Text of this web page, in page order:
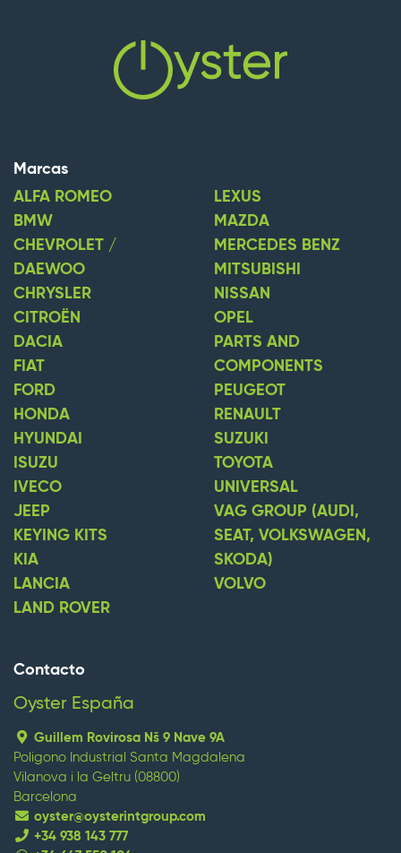
Marcas
ALFA ROMEO
BMW
CHEVROLET /
DAEWOO
CHRYSLER
CITROËN
DACIA
FIAT
FORD
HONDA
HYUNDAI
ISUZU
IVECO
JEEP
KEYING KITS
KIA
LANCIA
LAND ROVER
LEXUS
MAZDA
MERCEDES BENZ
MITSUBISHI
NISSAN
OPEL
PARTS AND
COMPONENTS
PEUGEOT
RENAULT
SUZUKI
TOYOTA
UNIVERSAL
VAG GROUP (AUDI,
SEAT, VOLKSWAGEN,
SKODA)
VOLVO
Contacto
Oyster España
Guillem Rovirosa Nš 9 Nave 9A
Poligono Industrial Santa Magdalena
Vilanova i la Geltru (08800)
Barcelona
oyster@oysterintgroup.com
+34 938 143 777